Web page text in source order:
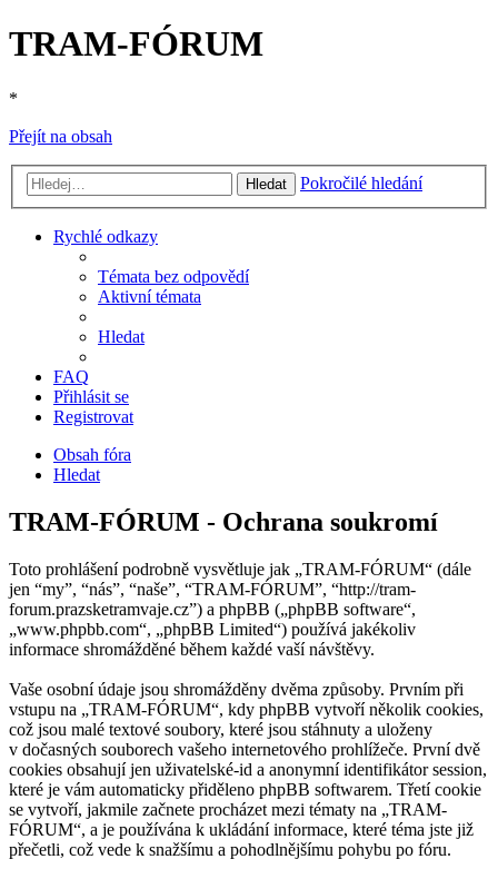
TRAM-FÓRUM
*
Přejít na obsah
Hledat Pokročilé hledání
Rychlé odkazy
Témata bez odpovědí
Aktivní témata
Hledat
FAQ
Přihlásit se
Registrovat
Obsah fóra
Hledat
TRAM-FÓRUM - Ochrana soukromí
Toto prohlášení podrobně vysvětluje jak „TRAM-FÓRUM“ (dále
jen “my”, “nás”, “naše”, “TRAM-FÓRUM”, “http://tram-
forum.prazsketramvaje.cz”) a phpBB („phpBB software“,
„www.phpbb.com“, „phpBB Limited“) používá jakékoliv
informace shromážděné během každé vaší návštěvy.
Vaše osobní údaje jsou shromážděny dvěma způsoby. Prvním při
vstupu na „TRAM-FÓRUM“, kdy phpBB vytvoří několik cookies,
což jsou malé textové soubory, které jsou stáhnuty a uloženy
v dočasných souborech vašeho internetového prohlížeče. První dvě
cookies obsahují jen uživatelské-id a anonymní identifikátor session,
které je vám automaticky přiděleno phpBB softwarem. Třetí cookie
se vytvoří, jakmile začnete procházet mezi tématy na „TRAM-
FÓRUM“, a je používána k ukládání informace, které téma jste již
přečetli, což vede k snažšímu a pohodlnějšímu pohybu po fóru.